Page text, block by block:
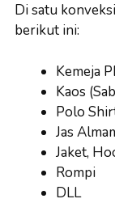
Di satu
berikut ini:
Kemeja
Kaos
Polo
Jas
Jaket,
Rompi
DLL